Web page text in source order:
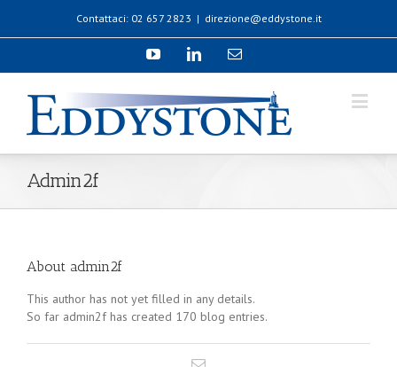
Contattaci: 02 657 2823 | direzione@eddystone.it
Admin2f
About admin2f
This author has not yet filled in any details.
So far admin2f has created 170 blog entries.